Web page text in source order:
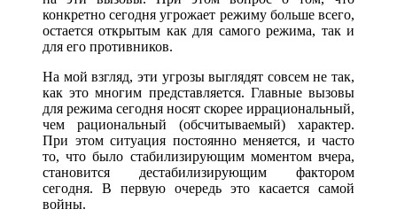
конкретно сегодня угрожает режиму больше всего,
остается открытым как для самого режима, так и
для его противников.
На мой взгляд, эти угрозы выглядят совсем не так,
как это многим представляется. Главные вызовы
для режима сегодня носят скорее иррациональный,
чем рациональный (обсчитываемый) характер.
При этом ситуация постоянно меняется, и часто
то, что было стабилизирующим моментом вчера,
становится дестабилизирующим фактором
сегодня. В первую очередь это касается самой
войны.